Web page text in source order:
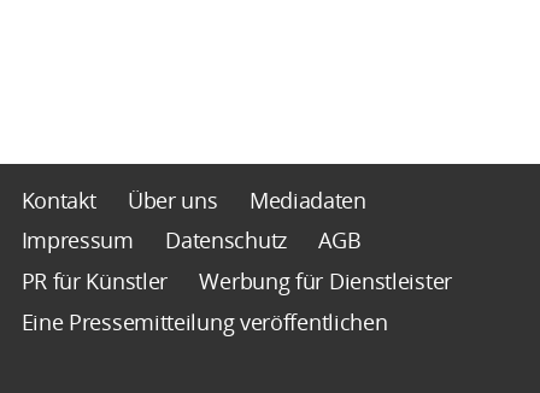
Kontakt Über uns
Mediadaten
Impressum
Datenschutz
AGB
PR für Künstler
Werbung für Dienstleister
Eine Pressemitteilung veröffentlichen